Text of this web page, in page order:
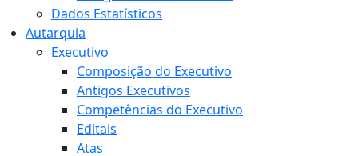
Dados Estatísticos
Autarquia
Executivo
Composição do Executivo
Antigos Executivos
Competências do Executivo
Editais
Atas